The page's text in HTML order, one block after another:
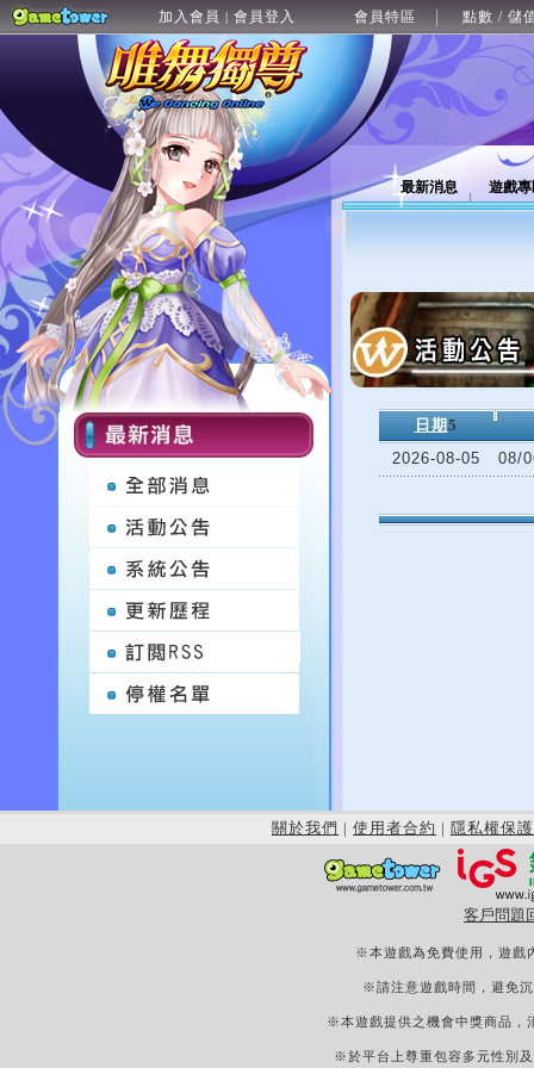
加入會員 | 會員登入 會員特區 點數 / 儲
最新消息 遊戲
日期 5
2026-08-05
08/
關於我們 | 使用者合約 | 隱私權保護
客戶問題
※本遊戲為免費使用，遊戲
※請注意遊戲時間，避免
※本遊戲提供之機會中獎商品，
※於平台上尊重包容多元性別